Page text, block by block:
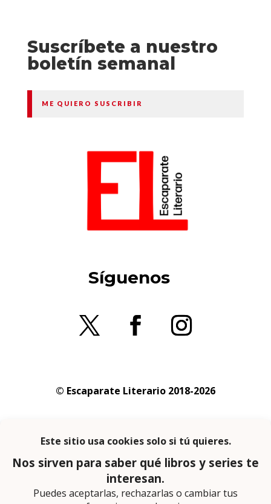
Suscríbete a nuestro
boletín semanal
ME QUIERO SUSCRIBIR
Síguenos
© Escaparate Literario 2018-2026
privacidad
En calidad de afiliado de Amazon obtengo